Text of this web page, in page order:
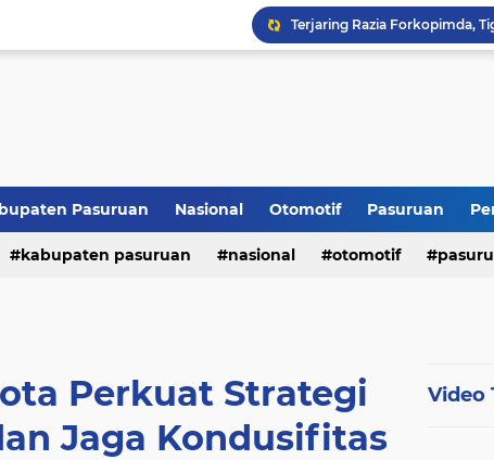
Pasuruan Nasional Otomotif Pasuruan
kabupaten pasuruan nasional otomotif
Perkuat Strategi
Jaga Kondusifitas
Video